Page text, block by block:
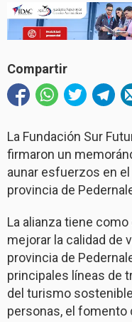
Compartir
La Fundación Sur
firmaron un
aunar esfuerzos en
provincia de
La alianza tiene
mejorar la calidad de
provincia de
principales líneas de
del turismo
personas, el